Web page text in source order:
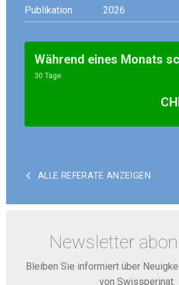
Publikation
2026
Während eines Monats
30 Tage
ALLE REFERATE ANZEIGEN
Newsletter
Bleiben Sie informiert über
von Swissperinat.